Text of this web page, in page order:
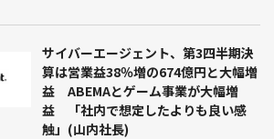
サイバーエージェント、第3四半期決
算は営業益38％増の674億円と大幅増
益 ABEMAとゲーム事業が大幅増
益 「社内で想定したよりも良い感
触」(山内社長)